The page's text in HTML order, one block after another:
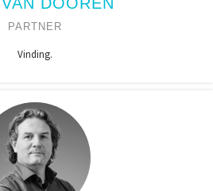
PARTNER
Vinding.